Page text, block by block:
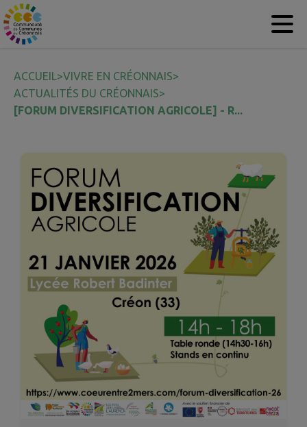
Contenu
ACCUEIL>VIVRE EN CRÉONNAIS>
ACTUALITÉS DU CRÉONNAIS>
[FORUM DIVERSIFICATION AGRICOLE] - R...